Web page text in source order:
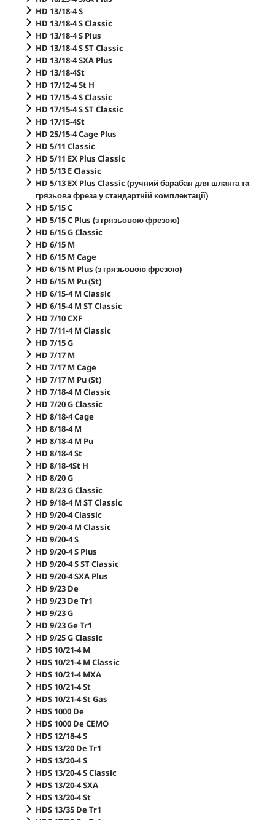
HD 13/18-4 S
HD 13/18-4 S Classic
HD 13/18-4 S Plus
HD 13/18-4 S ST Classic
HD 13/18-4 SXA Plus
HD 13/18-4St
HD 17/12-4 St H
HD 17/15-4 S Classic
HD 17/15-4 S ST Classic
HD 17/15-4St
HD 25/15-4 Cage Plus
HD 5/11 Classic
HD 5/11 EX Plus Classic
HD 5/13 E Classic
HD 5/13 EX Plus Classic (ручний барабан для шланга та
грязьова фреза у стандартній комплектації)
HD 5/15 C
HD 5/15 C Plus (з грязьовою фрезою)
HD 6/15 G Classic
HD 6/15 M
HD 6/15 M Cage
HD 6/15 M Plus (з грязьовою фрезою)
HD 6/15 M Pu (St)
HD 6/15-4 M Classic
HD 6/15-4 M ST Classic
HD 7/10 CXF
HD 7/11-4 M Classic
HD 7/15 G
HD 7/17 M
HD 7/17 M Cage
HD 7/17 M Pu (St)
HD 7/18-4 M Classic
HD 7/20 G Classic
HD 8/18-4 Cage
HD 8/18-4 M
HD 8/18-4 M Pu
HD 8/18-4 St
HD 8/18-4St H
HD 8/20 G
HD 8/23 G Classic
HD 9/18-4 M ST Classic
HD 9/20-4 Classic
HD 9/20-4 M Classic
HD 9/20-4 S
HD 9/20-4 S Plus
HD 9/20-4 S ST Classic
HD 9/20-4 SXA Plus
HD 9/23 De
HD 9/23 De Tr1
HD 9/23 G
HD 9/23 Ge Tr1
HD 9/25 G Classic
HDS 10/21-4 M
HDS 10/21-4 M Classic
HDS 10/21-4 MXA
HDS 10/21-4 St
HDS 10/21-4 St Gas
HDS 1000 De
HDS 1000 De CEMO
HDS 12/18-4 S
HDS 13/20 De Tr1
HDS 13/20-4 S
HDS 13/20-4 S Classic
HDS 13/20-4 SXA
HDS 13/20-4 St
HDS 13/35 De Tr1